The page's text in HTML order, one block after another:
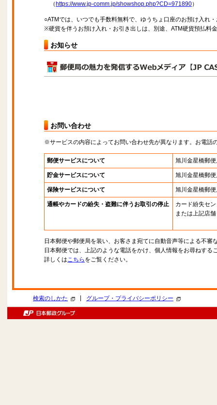
（ https://www.jp-comm.jp/showshop.php?CD=971890）
○ATMでは、いつでも手数料無料で、ゆうちょ口座のお預け入れ
※硬貨を伴うお預け入れ・お引き出しは、別途、ATM硬貨預払料
お知らせ
お問い合わせ
※サービスの内容によってお問い合わせ先が異なります。お電話
郵便サービスについて 旭川金星橋郵
貯金サービスについて 旭川金星橋郵
保険サービスについて 旭川金星橋郵
通帳やカードの紛失・盗難に伴うお取引の停止
カード紛失セ
または上記店舗
日本郵便や郵便局を装い、お客さま宛てに自動音声等による不審
日本郵便では、上記のような電話をかけ、個人情報をお尋ねする
詳しくはこちら をご覧ください。
検索のしかた グループ・プライバシーポリシー